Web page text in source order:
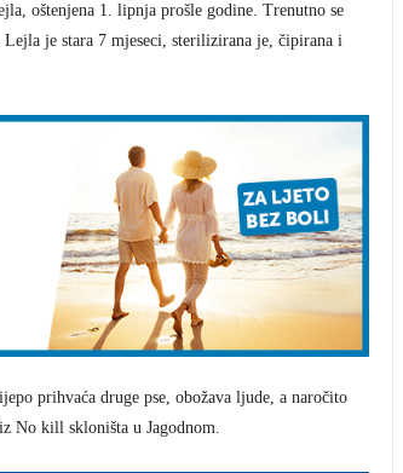
oštenjena 1. lipnja prošle godine. Trenutno se
je stara 7 mjeseci, sterilizirana je, čipirana i
prihvaća druge pse, obožava ljude, a naročito
No kill skloništa u Jagodnom.